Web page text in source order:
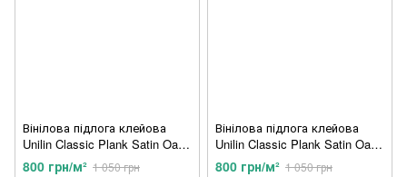
Вінілова підлога клейова
Unilin Classic Plank Satin Oak
White VFCG40239
800 грн/м² 1 050 грн
Вінілова підлога клейова
Unilin Classic Plank Satin Oak
Light Grey VFCG40240
800 грн/м² 1 050 грн